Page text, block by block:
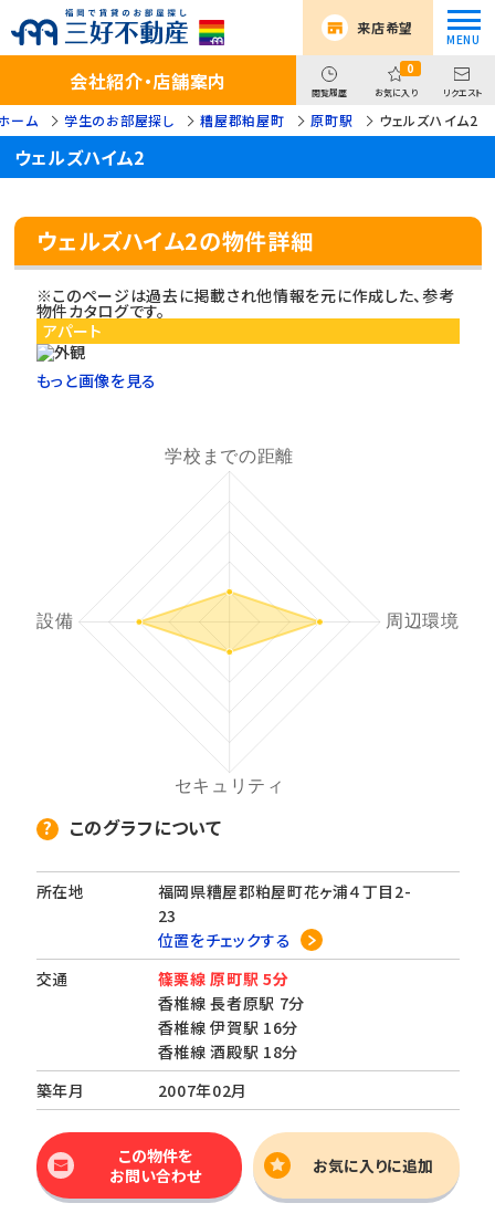
来店希望
会社紹介・店舗案内 閲覧履歴
0
お気に入り リクエスト
ーム 学生のお部屋探し 糟屋郡粕屋町 原町駅 ウェルズハイム2
ウェルズハイム2
ウェルズハイム2の物件詳細
※このページは過去に掲載され他情報を元に作成した、参考
物件カタログです。
アパート
もっと画像を見る
このグラフについて
所在地
福岡県糟屋郡粕屋町花ヶ浦４丁目2-
23
位置をチェックする
交通
篠栗線 原町駅 5分
香椎線 長者原駅 7分
香椎線 伊賀駅 16分
香椎線 酒殿駅 18分
築年月
2007年02月
この物件を
お問い合わせ
お気に入りに追加